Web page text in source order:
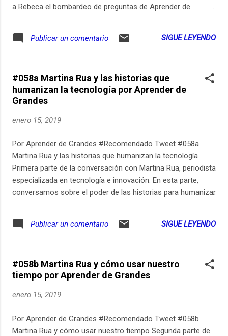
a Rebeca el bombardeo de preguntas de Aprender de
recibir un email cada vez que publico un nuevo episodio de
Grandes también está disponible en Spotify en
open.spotify.com/show/7wc3GCSuNVGQxLlhEf2jZV.
Participen de la conversación sobre aprender durante toda la
vida en Instagram: https://ift.tt/2IFMUYg. Música original,
(pomeranec.com).
Publicar un comentario SIGUE LEYENDO
#058a Martina Rua y las historias que
humanizan la tecnología por Aprender de
Grandes
enero 15, 2019
Por Aprender de Grandes #Recomendado Tweet #058a
Martina Rua y las historias que humanizan la tecnología
Primera parte de la conversación con Martina Rua, periodista
especializada en tecnología e innovación. En esta parte,
conversamos sobre el poder de las historias para humanizar
episodio en aprenderdegrandes.com/martu. Pueden
suscribirse para recibir un email cada vez que publico un
Grandes también está disponible en Spotify en
open.spotify.com/show/7wc3GCSuNVGQxLlhEf2jZV.
Participen de la conversación sobre aprender durante toda la
grabación, edición y post-producción: Estudio Pomeranec
(pomeranec.com). http://bit.ly/2QP845c via IFTTT
Publicar un comentario SIGUE LEYENDO
#058b Martina Rua y cómo usar nuestro
tiempo por Aprender de Grandes
enero 15, 2019
Por Aprender de Grandes #Recomendado Tweet #058b
Martina Rua y cómo usar nuestro tiempo Segunda parte de